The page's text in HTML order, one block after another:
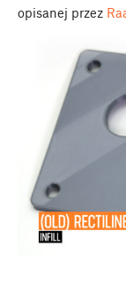
opisanej przez